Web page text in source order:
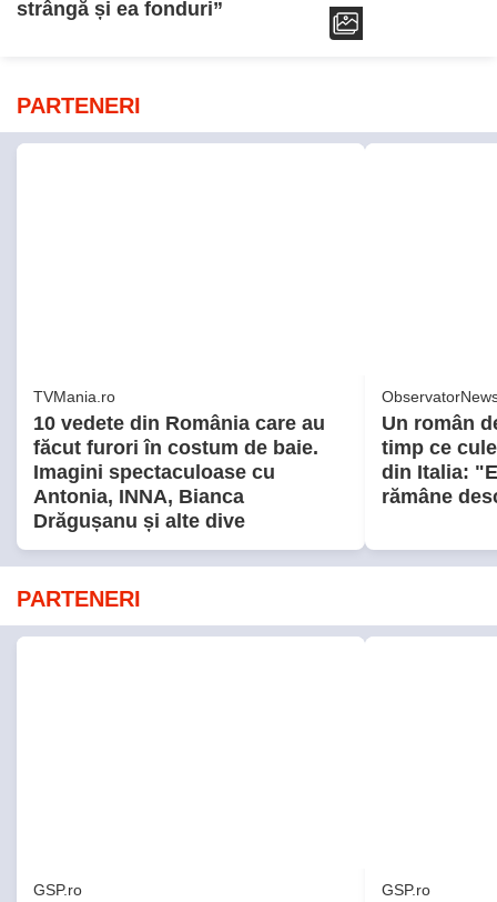
strângă și ea fonduri”
PARTENERI
TVMania.ro
10 vedete din România care au
făcut furori în costum de baie.
Imagini spectaculoase cu
Antonia, INNA, Bianca
Drăgușanu și alte dive
Un român
timp ce
din Italia:
rămâne
PARTENERI
GSP.ro GSP.ro